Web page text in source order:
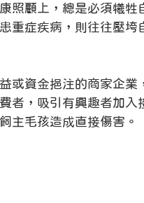
照顧上，總是必須犧牲
重症疾病，則往往壓垮
或資金挹注的商家企業
者，吸引有興趣者加入
主毛孩造成直接傷害。